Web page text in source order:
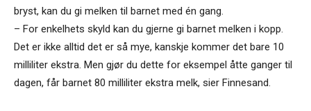
bryst, kan du gi melken til barnet med én gang.
– For enkelhets skyld kan du gjerne gi barnet melken i kopp.
Det er ikke alltid det er så mye, kanskje kommer det bare 10
milliliter ekstra. Men gjør du dette for eksempel åtte ganger til
dagen, får barnet 80 milliliter ekstra melk, sier Finnesand.